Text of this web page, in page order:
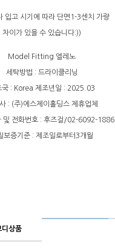
입고 시기에 따라 단면1-3센치 가량
차이가 있을 수 있습니다:))
Model Fitting 엘레노
세탁방법 : 드라이클리닝
국 : Korea 제조년일 : 2025.03
: (주)에스제이홀딩스 제휴업체
및 전화번호 : 후즈걸/02-6092-1886
보증기준 : 제조일로부터3개월
디상품